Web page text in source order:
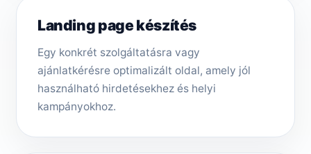
Landing page készítés
Egy konkrét szolgáltatásra vagy
ajánlatkérésre optimalizált oldal, amely jól
használható hirdetésekhez és helyi
kampányokhoz.